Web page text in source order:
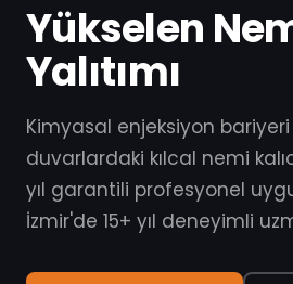
Yükselen
Yalıtımı
Kimyasal enjeksiyon
duvarlardaki kılcal nemi
yıl garantili profesyonel
İzmir'de 15+ yıl deneyimli